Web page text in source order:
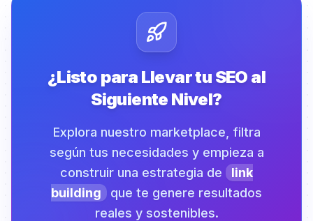
¿Listo para Llevar tu SEO al
Siguiente Nivel?
Explora nuestro marketplace, filtra
según tus necesidades y empieza a
construir una estrategia de
link
building
que te genere resultados
reales y sostenibles.